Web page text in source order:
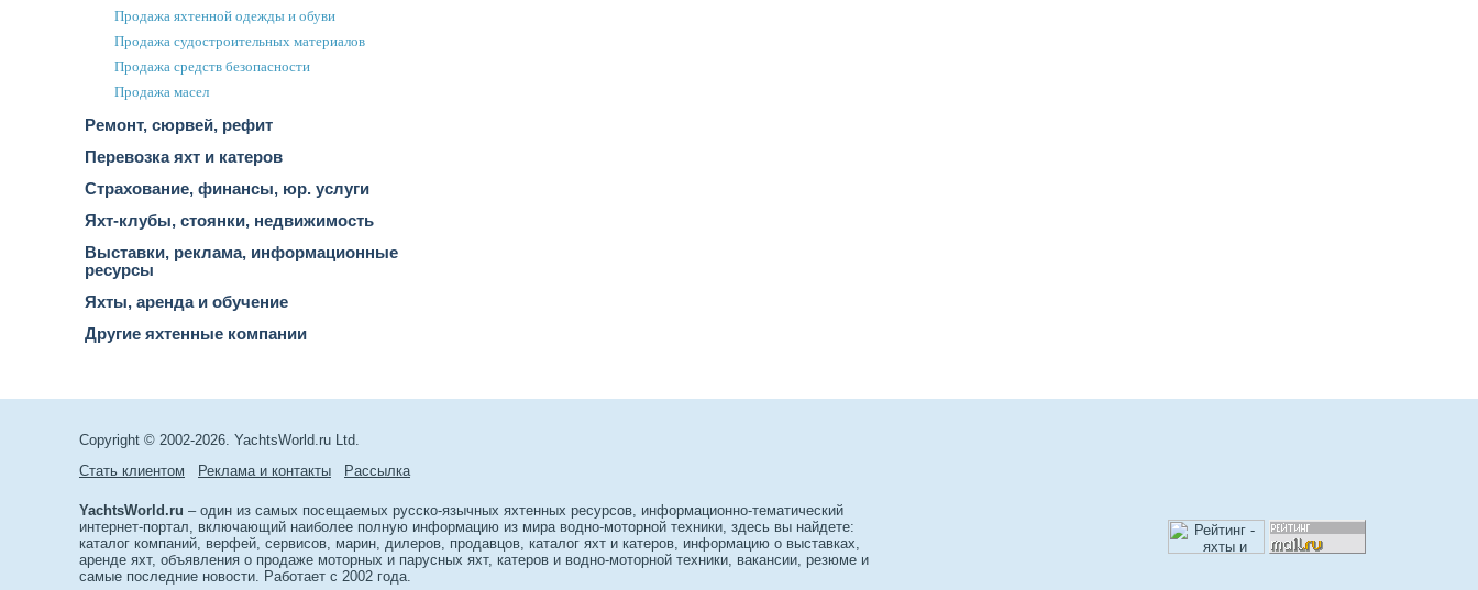
Продажа яхтенной одежды и обуви
Продажа судостроительных материалов
Продажа средств безопасности
Продажа масел
Ремонт, сюрвей, рефит
Перевозка яхт и катеров
Страхование, финансы, юр. услуги
Яхт-клубы, стоянки, недвижимость
Выставки, реклама, информационные
ресурсы
Яхты, аренда и обучение
Другие яхтенные компании
Copyright © 2002-2026. YachtsWorld.ru Ltd.
Стать клиентом
Реклама и контакты Рассылка
YachtsWorld.ru – один из самых посещаемых русско-язычных яхтенных ресурсов, информационно-тематический
интернет-портал, включающий наиболее полную информацию из мира водно-моторной техники, здесь вы найдете:
каталог компаний, верфей, сервисов, марин, дилеров, продавцов, каталог яхт и катеров, информацию о выставках,
аренде яхт, объявления о продаже моторных и парусных яхт, катеров и водно-моторной техники, вакансии, резюме и
самые последние новости. Работает с 2002 года.